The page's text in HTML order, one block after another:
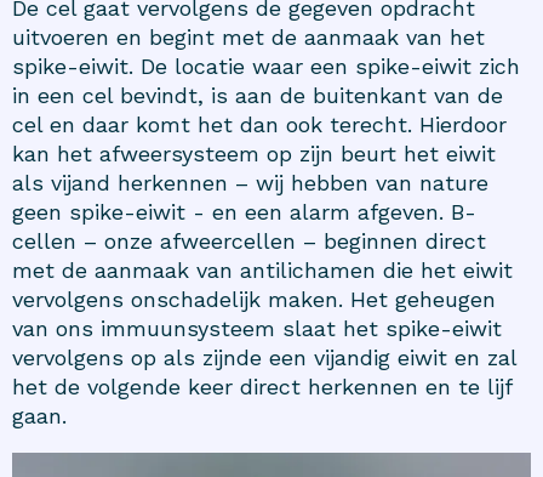
De cel gaat vervolgens de gegeven opdracht
uitvoeren en begint met de aanmaak van het
spike-eiwit. De locatie waar een spike-eiwit zich
in een cel bevindt, is aan de buitenkant van de
cel en daar komt het dan ook terecht. Hierdoor
kan het afweersysteem op zijn beurt het eiwit
als vijand herkennen – wij hebben van nature
geen spike-eiwit - en een alarm afgeven. B-
cellen – onze afweercellen – beginnen direct
met de aanmaak van antilichamen die het eiwit
vervolgens onschadelijk maken. Het geheugen
van ons immuunsysteem slaat het spike-eiwit
vervolgens op als zijnde een vijandig eiwit en zal
het de volgende keer direct herkennen en te lijf
gaan.